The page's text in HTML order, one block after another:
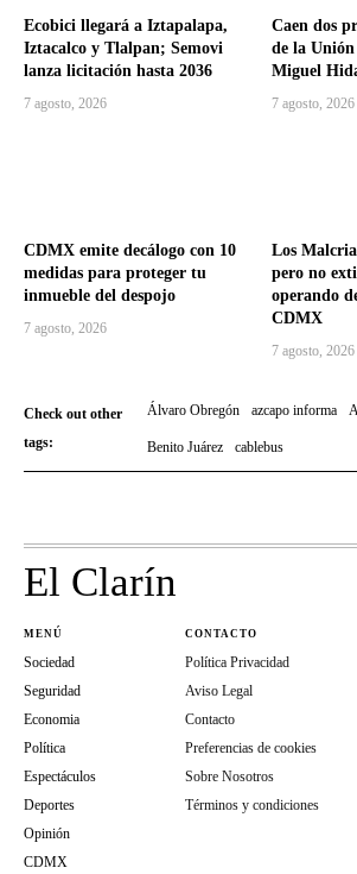
Ecobici llegará a Iztapalapa,
Iztacalco y Tlalpan; Semovi
lanza licitación hasta 2036
7 agosto, 2026
Caen dos
de la Unión
Miguel
7 agosto, 2026
CDMX emite decálogo con 10
medidas para proteger tu
inmueble del despojo
7 agosto, 2026
Los
pero no
operando
CDMX
7 agosto, 2026
Check out other
tags:
Álvaro Obregón azcapo informa
Benito Juárez cablebus
El Clarín
MENÚ
Sociedad
Seguridad
Economia
Política
Espectáculos
Deportes
Opinión
CDMX
CONTACTO
Política Privacidad
Aviso Legal
Contacto
Preferencias de cookies
Sobre Nosotros
Términos y condiciones